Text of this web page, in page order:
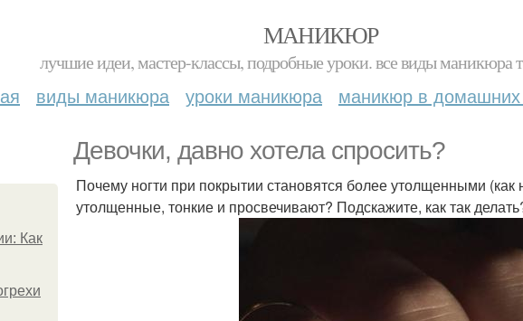
МАНИКЮР
лучшие идеи, мастер-классы, подробные уроки. все виды маникюра
виды маникюра уроки маникюра маникюр в домашних
Девочки, давно хотела спросить?
Как
Почему ногти при покрытии становятся более утолщенными
утолщенные, тонкие и просвечивают? Подскажите, как так